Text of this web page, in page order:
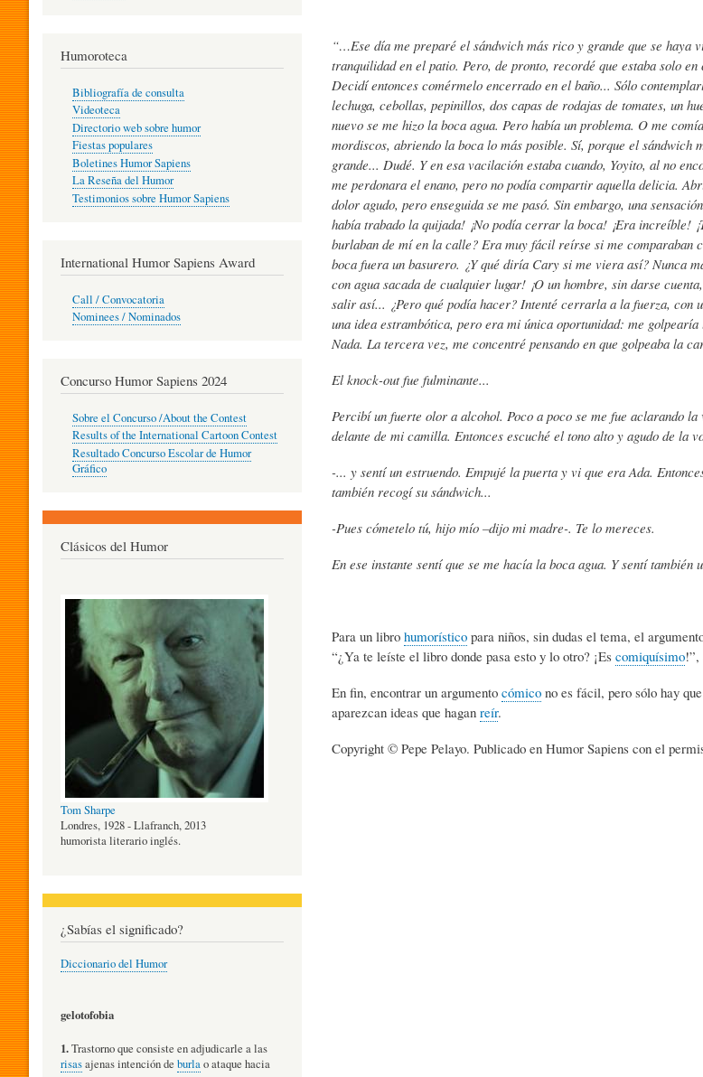
D
G
D
L
E
N
S
)
A
T
Í
U
L
O
A
L
Ó
N
D
H
U
O
R
L
I
O
G
R
F
-
H
U
“…Ese día me preparé el sándwich más rico y grande que se haya
tranquilidad en el patio. Pero, de pronto, recordé que estaba solo
Decidí entonces comérmelo encerrado en el baño... Sólo
lechuga, cebollas, pepinillos, dos capas de rodajas de tomates, un
nuevo se me hizo la boca agua. Pero había un problema. O me
mordiscos, abriendo la boca lo más posible. Sí, porque el
grande... Dudé. Y en esa vacilación estaba cuando, Yoyito, al no
me perdonara el enano, pero no podía compartir aquella delicia.
dolor agudo, pero enseguida se me pasó. Sin embargo, una
había trabado la quijada! ¡No podía cerrar la boca! ¡Era increíble!
burlaban de mí en la calle? Era muy fácil reírse si me comparaban
boca fuera un basurero. ¿Y qué diría Cary si me viera así? Nunca
con agua sacada de cualquier lugar! ¡O un hombre, sin darse
salir así... ¿Pero qué podía hacer? Intenté cerrarla a la fuerza, con
una idea estrambótica, pero era mi única oportunidad: me
Nada. La tercera vez, me concentré pensando en que golpeaba la
El knock-out fue fulminante...
Percibí un fuerte olor a alcohol. Poco a poco se me fue aclarando
delante de mi camilla. Entonces escuché el tono alto y agudo de la
-... y sentí un estruendo. Empujé la puerta y vi que era Ada.
también recogí su sándwich...
-Pues cómetelo tú, hijo mío –dijo mi madre-. Te lo mereces.
En ese instante sentí que se me hacía la boca agua. Y sentí
Para un libro humorístico para niños, sin dudas el tema, el
“¿Ya te leíste el libro donde pasa esto y lo otro? ¡Es comiquísimo!”,
En fin, encontrar un argumento cómico no es fácil, pero sólo hay
aparezcan ideas que hagan reír.
Copyright © Pepe Pelayo. Publicado en Humor Sapiens con el
Humoroteca
Bibliografía de consulta
Videoteca
Directorio web sobre humor
Fiestas populares
Boletines Humor Sapiens
La Reseña del Humor
Testimonios sobre Humor Sapiens
International Humor Sapiens Award
Call / Convocatoria
Nominees / Nominados
Concurso Humor Sapiens 2024
Sobre el Concurso /About the Contest
Results of the International Cartoon Contest
Resultado Concurso Escolar de Humor
Gráfico
Clásicos del Humor
Tom Sharpe
Londres, 1928 - Llafranch, 2013
humorista literario inglés.
¿Sabías el significado?
Diccionario del Humor
gelotofobia
1.Trastorno que consiste en adjudicarle a las
risasajenas intención de burlao ataque hacia